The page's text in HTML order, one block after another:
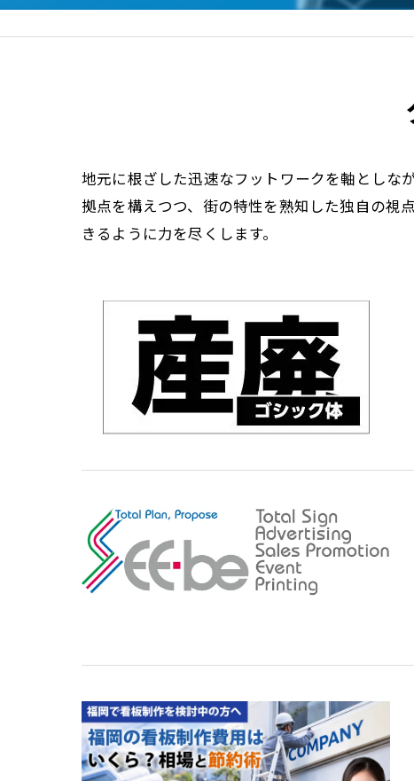
地元に根ざした迅速なフットワークを軸としな
拠点を構えつつ、街の特性を熟知した独自の視
きるように力を尽くします。